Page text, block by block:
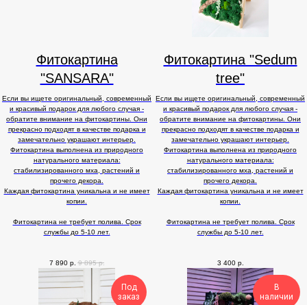
Фитокартина
"SANSARA"
Если вы ищете оригинальный, современный
и красивый подарок для любого случая -
обратите внимание на фитокартины. Они
прекрасно подходят в качестве подарка и
замечательно украшают интерьер.
Фитокартина выполнена из природного
натурального материала:
стабилизированного мха, растений и
прочего декора.
Каждая фитокартина уникальна и не имеет
копии.
Фитокартина не требует полива. Срок
службы до 5-10 лет.
7 890 р. 9 895 р.
Фитокартина "Sedum
tree"
Если вы ищете оригинальный, современный
и красивый подарок для любого случая -
обратите внимание на фитокартины. Они
прекрасно подходят в качестве подарка и
замечательно украшают интерьер.
Фитокартина выполнена из природного
натурального материала:
стабилизированного мха, растений и
прочего декора.
Каждая фитокартина уникальна и не имеет
копии.
Фитокартина не требует полива. Срок
службы до 5-10 лет.
3 400 р.
Под
заказ
В
наличии